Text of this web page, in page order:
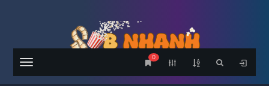
Menu
0